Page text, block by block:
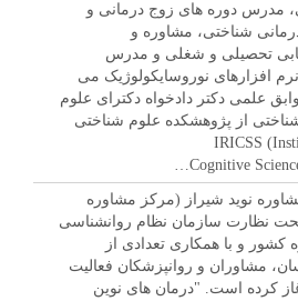
مدرس دوره های زوج درمانی و
شناختی، مشاوره و
تحصیلی و شغلی و مدرس
افزارهای نوروسایکولوژیک می
علمی دکتر دادخواه دکترای علوم
از پژوهشکده علوم شناختی
(IRICSS
Cognitive
نوید شیراز (مرکز مشاوره
نظارت سازمان نظام روانشناسی
کشور و با همکاری تعدادی از
مشاوران و روانپزشکان فعالیت
کرده است. "درمان های نوین